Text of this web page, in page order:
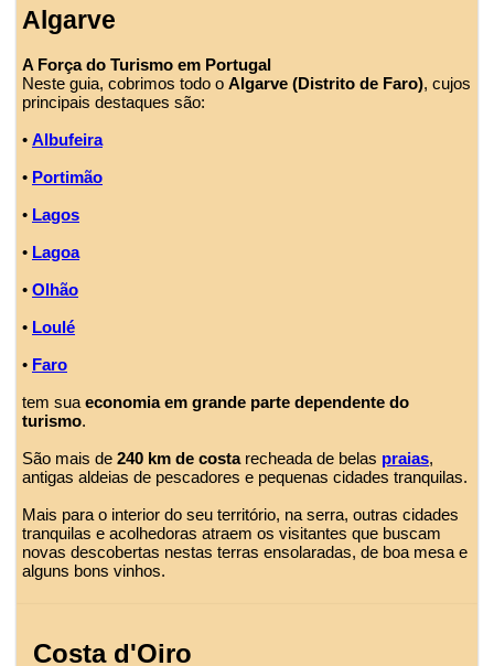
Algarve
A Força do Turismo em Portugal
Neste guia, cobrimos todo o Algarve (Distrito de Faro), cujos
principais destaques são:
• Albufeira
• Portimão
• Lagos
• Lagoa
• Olhão
• Loulé
• Faro
tem sua economia em grande parte dependente do
turismo.
São mais de 240 km de costarecheada de belas praias,
antigas aldeias de pescadores e pequenas cidades tranquilas.
Mais para o interior do seu território, na serra, outras cidades
tranquilas e acolhedoras atraem os visitantes que buscam
novas descobertas nestas terras ensolaradas, de boa mesa e
alguns bons vinhos.
Costa d'Oiro